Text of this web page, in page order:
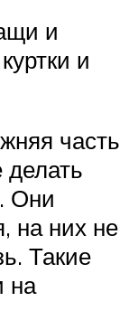
и
и
часть
Они
на них не
Такие
на